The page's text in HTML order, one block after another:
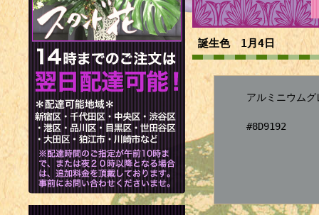
誕生色 1月4日
アルミニウムグ
#8D9192